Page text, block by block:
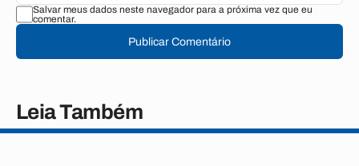
Salvar meus dados neste navegador para a próxima vez que eu
comentar.
Publicar Comentário
Leia Também